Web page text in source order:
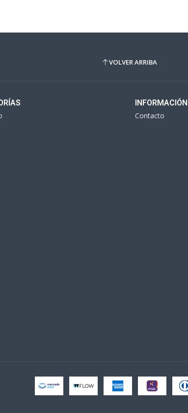
VOLVER ARRIBA
INFORMACIÓN
Contacto